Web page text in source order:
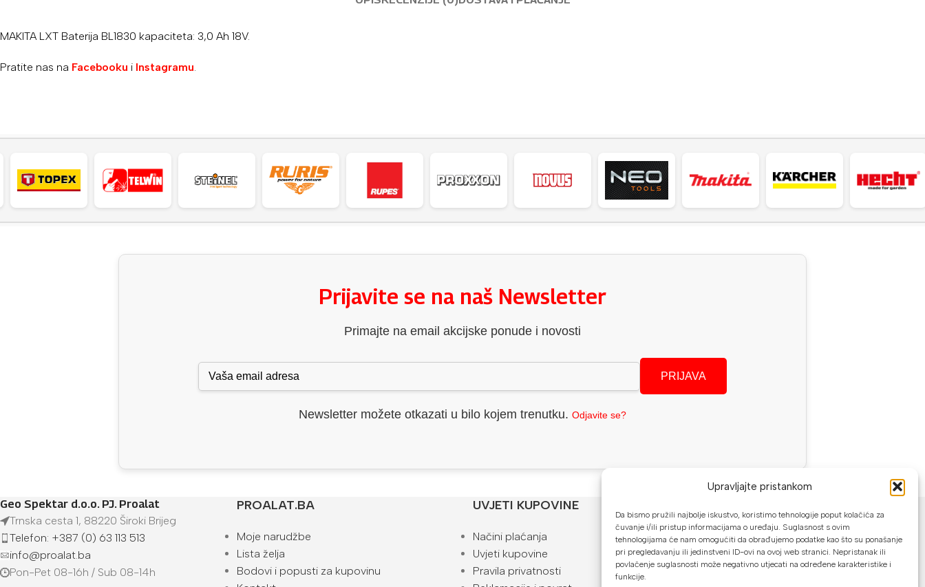
Upravljajte pristankom
Da bismo pružili najbolje iskustvo, koristimo tehnologije poput kolačića za
čuvanje i/ili pristup informacijama o uređaju. Suglasnost s ovim
tehnologijama će nam omogućiti da obrađujemo podatke kao što su ponašanje
pri pregledavanju ili jedinstveni ID-ovi na ovoj web stranici. Nepristanak ili
povlačenje suglasnosti može negativno utjecati na određene karakteristike i
funkcije.
MAKITA LXT Baterija BL1830 kapaciteta: 3,0 Ah 18V.
Pratite nas na Facebooku i Instagramu.
Prijavite se na naš Newsletter
Primajte na email akcijske ponude i novosti
PRIJAVA
Newsletter možete otkazati u bilo kojem trenutku. Odjavite se?
Geo Spektar d.o.o. PJ. Proalat
Trnska cesta 1, 88220 Široki Brijeg
Telefon: +387 (0) 63 113 513
info@proalat.ba
Pon-Pet 08-16h / Sub 08-14h
PROALAT.BA
Moje narudžbe
Lista želja
Bodovi i popusti za kupovinu
UVJETI KUPOVINE
Načini plaćanja
Uvjeti kupovine
Pravila privatnosti
U našoj web trgovini možete platiti:
Kreditnim karticama jednokratno ili do